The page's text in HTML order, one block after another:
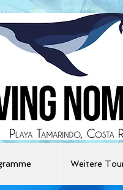
Weitere